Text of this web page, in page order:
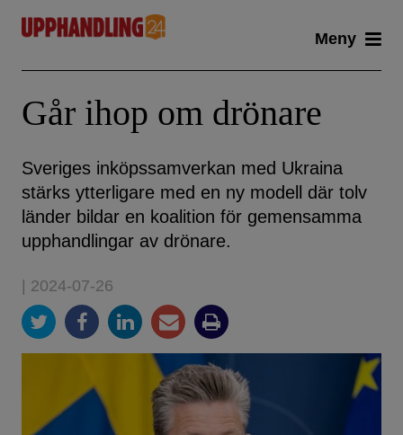
content
Meny
Går ihop om drönare
Sveriges inköpssamverkan med Ukraina
stärks ytterligare med en ny modell där tolv
länder bildar en koalition för gemensamma
upphandlingar av drönare.
| 2024-07-26